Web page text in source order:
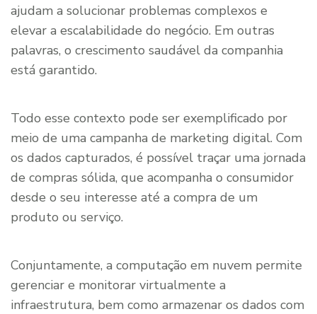
ajudam a solucionar problemas complexos e
elevar a escalabilidade do negócio. Em outras
palavras, o crescimento saudável da companhia
está garantido.
Todo esse contexto pode ser exemplificado por
meio de uma campanha de marketing digital. Com
os dados capturados, é possível traçar uma jornada
de compras sólida, que acompanha o consumidor
desde o seu interesse até a compra de um
produto ou serviço.
Conjuntamente, a computação em nuvem permite
gerenciar e monitorar virtualmente a
infraestrutura, bem como armazenar os dados com